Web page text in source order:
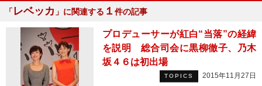
「レベッカ 」に関連する １ 件の記事
プロデューサーが紅白“当落”の経緯
を説明 総合司会に黒柳徹子、乃木
坂４６は初出場
TOPICS 2015年11月27日